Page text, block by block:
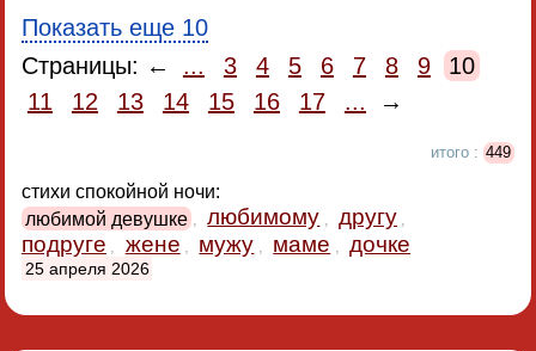
Показать еще 10
Страницы: ←
... 3 4 5 6 7 8 9
10
11
12 13 14 15 16 17 ... →
итого : 449
стихи спокойной ночи:
любимой девушке , любимому , другу ,
подруге , жене , мужу , маме , дочке
25 апреля 2026